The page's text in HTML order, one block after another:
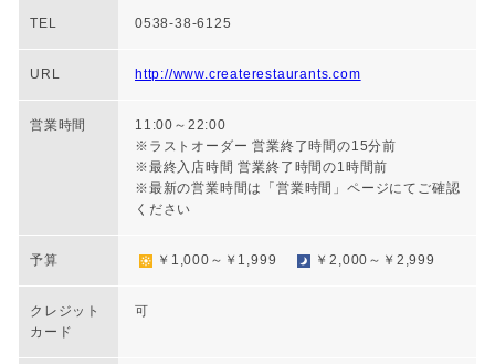
TEL 0538-38-6125
URL http://www.createrestaurants.com
営業時間
11:00～22:00
※ラストオーダー 営業終了時間の15分前
※最終入店時間 営業終了時間の1時間前
※最新の営業時間は「営業時間」ページにてご確認
ください
予算 ￥1,000～￥1,999 ￥2,000～￥2,999
クレジット
カード
可